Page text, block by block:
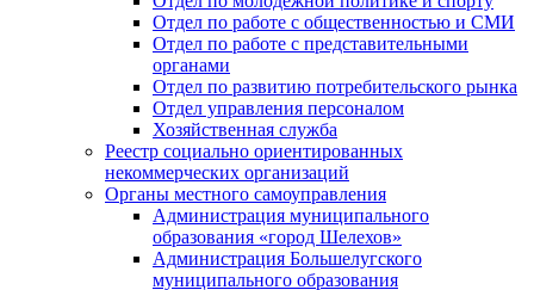
Отдел по работе с общественностью и СМИ
Отдел по работе с представительными
органами
Отдел по развитию потребительского рынка
Отдел управления персоналом
Хозяйственная служба
Реестр социально ориентированных
некоммерческих организаций
Органы местного самоуправления
Администрация муниципального
образования «город Шелехов»
Администрация Большелугского
муниципального образования